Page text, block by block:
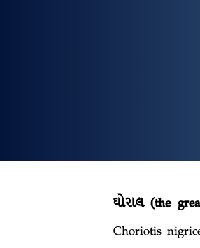
ઘોરાલ (the
Choriotis